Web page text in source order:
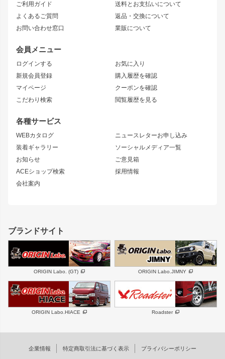
ご利用ガイド
よくあるご質問
お問い合わせ窓口
送料とお支払いについて
返品・交換について
業販について
会員メニュー
ログインする
新規会員登録
マイページ
こだわり検索
お気に入り
購入履歴を確認
クーポンを確認
閲覧履歴を見る
各種サービス
WEBカタログ
装着ギャラリー
お知らせ
ACEショップ検索
会社案内
ニュースレターお申し込み
ソーシャルメディア一覧
ご意見箱
採用情報
JZX110 MARK II
JZX100 MARK II
JZX90 MARK II
トレノ
マークX
アリスト
ソアラ
アルテッツァ
ニッサン
S15 シルビア
S14 シルビア 後期
S13 シルビア
180SX
シルエイティ
ワンビア
ローレル
セフィーロ
キャラバン
スズキ
GS350
SC
スバル 三菱
デリカ D:5
軽自動車 汎用
ドリフトライン
風神
雷神
レーシングライン
アタックライン
ストリームライン
リアウイング
ジムニーパーツ
ホイール
MUD-S7
MUD-SR7
まつど家 鉄漢
ボンネット
フェンダー
サイドパーツ
リアゲート
メンテナンスパーツ
ハイエースパーツ
ホイール
DAYTONA-RS
DAYTONA-RS NEO
エアロシリーズ
RUGGER MODEL
DTM:exclusive
ブランドサイト
ORIGIN Labo. (GT) ORIGIN Labo.JIMNY
ORIGIN Labo.HIACE Roadster
企業情報 特定商取引法に基づく表示 プライバシーポリシー